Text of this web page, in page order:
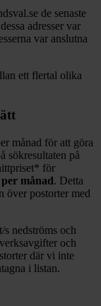
de senaste
adresser var
var anslutna
ett flertal olika
månad för att göra
sökresultaten på
* för
månad. Detta
över postorter med
s nedströms och
och
där vi inte
i listan.